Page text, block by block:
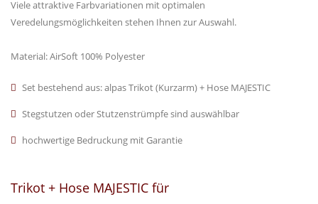
Viele attraktive Farbvariationen mit optimalen
Veredelungsmöglichkeiten stehen Ihnen zur Auswahl.
Material: AirSoft 100% Polyester
Set bestehend aus: alpas Trikot (Kurzarm) + Hose MAJESTIC
Stegstutzen oder Stutzenstrümpfe sind auswählbar
hochwertige Bedruckung mit Garantie
Trikot + Hose MAJESTIC für